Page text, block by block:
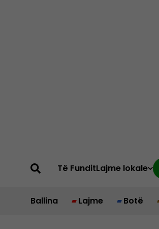
Të FunditLajme lokale
Ballina Lajme Botë